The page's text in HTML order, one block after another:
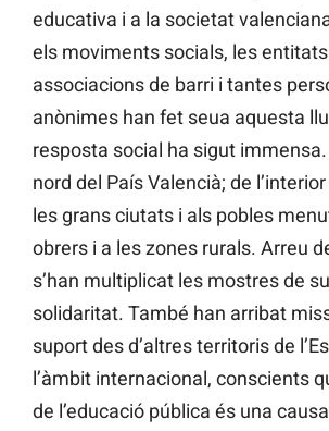
educativa i a la societat
els moviments socials, les
associacions de barri i tantes
anònimes han fet seua aquesta
resposta social ha sigut immensa.
nord del País Valencià; de
les grans ciutats i als pobles
obrers i a les zones rurals. Arreu
s’han multiplicat les mostres de
solidaritat. També han arribat
suport des d’altres territoris de
l’àmbit internacional, conscients
de l’educació pública és una